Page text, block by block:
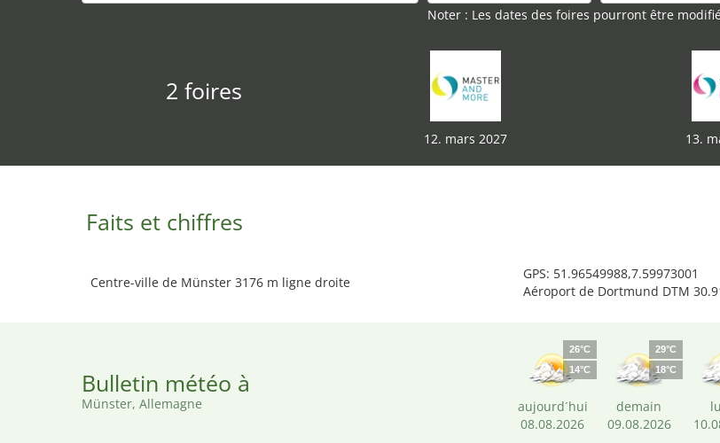
Noter : Les dates des foires pourront être
2 foires
12. mars 2027 13.
Faits et chiffres
Centre-ville de Münster 3176 m ligne droite
GPS: 51.96549988,7.59973001
Aéroport de Dortmund DTM
Bulletin météo à
Münster, Allemagne
26°C
14°C
aujourd´hui
08.08.2026
29°C
18°C
demain
09.08.2026